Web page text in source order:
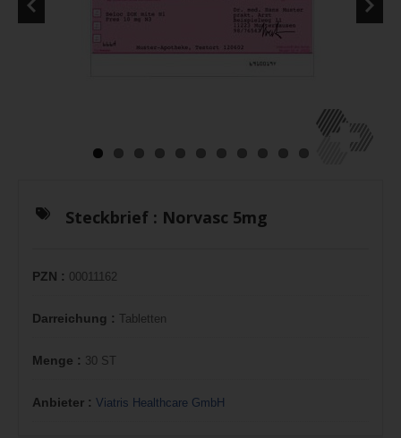
Steckbrief : Norvasc 5mg
PZN : 00011162
Darreichung : Tabletten
Menge : 30 ST
Anbieter : Viatris Healthcare GmbH